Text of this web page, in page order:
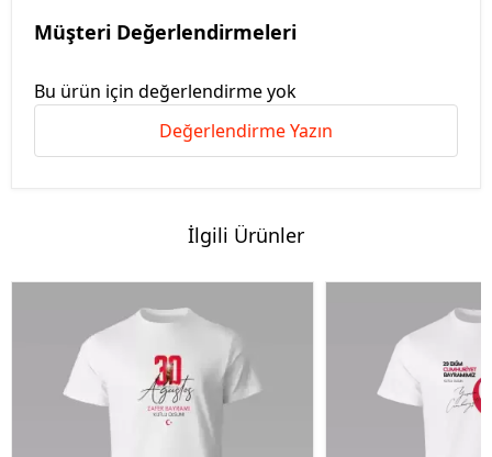
Müşteri Değerlendirmeleri
Bu ürün için değerlendirme yok
Değerlendirme Yazın
İlgili Ürünler